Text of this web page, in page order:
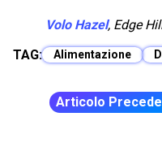
Volo Hazel, Edge
TAG:
Alimentazione
Articolo